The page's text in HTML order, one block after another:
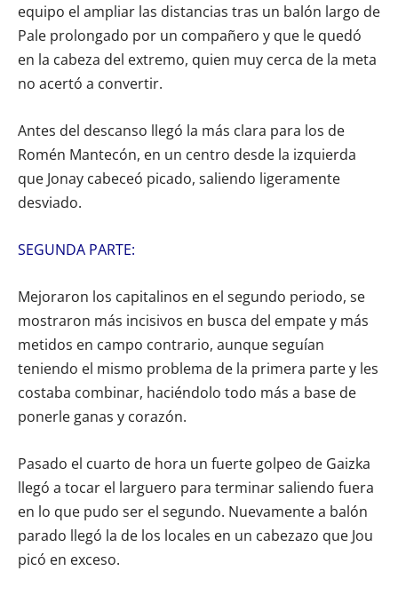
equipo el ampliar las distancias tras un balón largo de
Pale prolongado por un compañero y que le quedó
en la cabeza del extremo, quien muy cerca de la meta
no acertó a convertir.
Antes del descanso llegó la más clara para los de
Romén Mantecón, en un centro desde la izquierda
que Jonay cabeceó picado, saliendo ligeramente
desviado.
SEGUNDA PARTE:
Mejoraron los capitalinos en el segundo periodo, se
mostraron más incisivos en busca del empate y más
metidos en campo contrario, aunque seguían
teniendo el mismo problema de la primera parte y les
costaba combinar, haciéndolo todo más a base de
ponerle ganas y corazón.
Pasado el cuarto de hora un fuerte golpeo de Gaizka
llegó a tocar el larguero para terminar saliendo fuera
en lo que pudo ser el segundo. Nuevamente a balón
parado llegó la de los locales en un cabezazo que Jou
picó en exceso.